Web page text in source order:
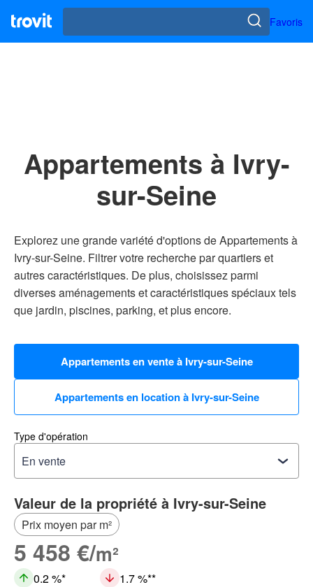
Favoris
Appartements à Ivry-
sur-Seine
Explorez une grande variété d'options de Appartements à
Ivry-sur-Seine. Filtrer votre recherche par quartiers et
autres caractéristiques. De plus, choisissez parmi
diverses aménagements et caractéristiques spéciaux tels
que jardin, piscines, parking, et plus encore.
Appartements en vente à Ivry-sur-Seine
Appartements en location à Ivry-sur-Seine
Type d'opération
Valeur de la propriété à Ivry-sur-Seine
Prix moyen par m²
5 458 €/m²
0.2 % 1.7 %